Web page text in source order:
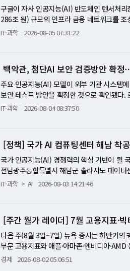
지수가 6일 만에 상승 흐름을 멈췄지만, 지
던스 쇼크와 중동발 지정학 리스크였다. 가
가 급락한 종목이 속출했다. 데이터독은 3
시장 예상치 11억1000만 달러를 웃도는 수
록 이런 차익 실현 압력에 취약하다고 짚었
목으로, 밸류에이션 부담이 쌓여 있던 상태
하루에도 엇갈린 신호가 동시에 나왔다. 이
것으로 전해졌다. 시장은 이를 긴장 완화 신
금지하는 초안이 의회 상임위 검토 단계에
방산 수요 사이클 정점론에 불을 지폈다.
와 엑슨모빌·셰브런은 유가 상승 수혜를 각
조직 개편 발표로 주가가 3% 빠졌고, 보잉·
에너지·기술주만 상승했고 나머지 아홉 개
에서 6%로 하향한 바 있어, AI 검색 확산이
종합하면 이날 장세는 지수 낙폭보다 종목별
이는 까다로워지고, 중동 정세는 진전과 긴
되기보다 당분간 변동성 확대 요인으로 작용
목별 대응이 지수 방향성보다 중요한 장세가
시장 예측을 크게 웃도는 자본 지출 부담에
O)가 실적 발표회에서 "우리는 세계 최고의
디아 주가는 4% 급등했다. 반면 머스크의
벳(구글) 역시 AI 부문 재편과 핵심 인재인
는 안정세를 보이며 증시 하방 압력을 완화
'황소장' 뉴욕증시가 강력한 상승 동력
상승을 홀로 견인했던 '빅테크·AI 테마'에 균
자금이 이동하는 장세가 펼쳐지고 있다.
의 발목을 잡은 것은 시장의 기대를 한 몸에
O는 "엔비디아의 AI 컴퓨터가 세계 최고"라
다. 실적 발표 직후 스페이스X 주가는 13%
구글 모기업인 알파벳의 악재도 기술주 투자
략을 이끌어온 'AI 대부' 제프 디인 수석과학
기 위한 빅테크들의 천문학적인 비용 지출과
품거래소에서 구리 9월물 가격은 파운드당
즈(10%), 뉴몬트(7%) 등 금 광산주들도 일
침했다. 월트디즈니는 테마파크(경험 사업
게 올랐다. 행동주의 펀드 스타보드 벨류가
구글이 자사 인공지능(AI) 반도체인 텐서처
286조 원) 규모의 인프라 금융 네트워크를
을 인용해 "구글이 구축한 이 금융망이 인프
를 직접 지어 앤스로픽에 임대하는 방식을
칩 조달을 지원하고, 사모펀드 운용사인 아
약 규모 약 2000억 달러 가운데 약 80%가
조달에 따르는 부담을 분산시키기 위해 특
터 TPU 100만대 규모의 1차 물량을 350억
설비는 막대한 전력을 소모하기 때문에 사
화폐 채굴업체들도 대거 참여하고 있다. 본
이터센터 구축과 전력 확보를 맡고 그 대가
미국 뉴욕주에서 앤스로픽용 데이터센터 증
할 수 있는 주식매수선택권을 확보했다. 구
계속될 것이라는 전망이 업계에서 나온다.
도 제기된다. 순환 금융은 제조사가 자체 자
시장 급변 시 부실이 업계 전반으로 걷잡을
을 안전판으로 갖추고 있지만 수백조원 규
작용할 수 있다"며 "앤트로픽의 사업이 예상
IT·과학 2026-08-05 07:31:22
백악관, 첨단AI 보안 검증방안 확
주요 인공지능(AI) 모델이 외부 기관 시스템
보안 테스트 방안을 확정한 것으로 확인됐다
용해 미국 트럼프 행정부가 최첨단 AI 모델
은 밝히지 않았는데 이는 관련한 성능 지표(
통령은 지난 6월 행정명령을 통해 최첨단 AI
다. 이에 앞서 오픈AI는 최근 자사 GPT 모델
AI 모델의 과거 행동을 검토한 결과 3개 기
는 최근 백악관을 방문해 '아스트라'라는 이
IT·과학 2026-08-04 08:37:50
[정책] 국가 AI 컴퓨팅센터 해남
국가 인공지능(AI) 경쟁력의 핵심 기반이 될
전남광주통합특별시 해남군 솔라시도 데이
이번 사업은 삼성SDS 컨소시엄이 최종 사업
학·연에 세계 최고 수준의 AI 컴퓨팅 자원을
다. 배경훈 부총리 겸 과기정통부 장관은 "AI
것"이라고 밝혔다. [미니해설] 해남에서 시
경쟁력은 더 이상 알고리즘만으로 결정되지
대형 컴퓨팅 인프라가 없다면 글로벌 경쟁에
IT·과학 AI 2026-08-03 14:21:46
[주간 월가 레이더] 7월 고용지표·
다음 주(8월 3일~7일) 뉴욕 증시는 하반기의
부문 고용지표와 애플·아마존·엔비디아
세븐 절반의 실적을 통과한 시장은 최고치에
경제 2026-08-02 05:06:51